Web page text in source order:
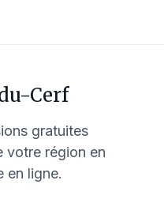
Cerf
gratuites
votre région en
en ligne.